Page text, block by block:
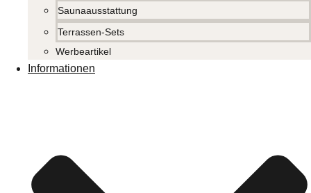
Saunaausstattung
Terrassen-Sets
Werbeartikel
Informationen